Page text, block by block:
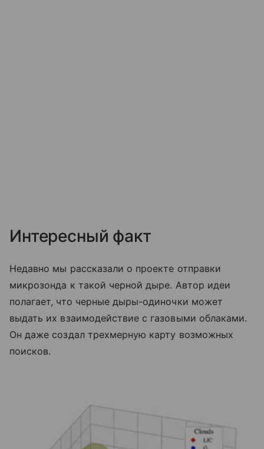
Интересный факт
Недавно мы рассказали о проекте отправки
микрозонда к такой черной дыре. Автор идеи
полагает, что черные дыры-одиночки может
выдать их взаимодействие с газовыми облаками.
Он даже создал трехмерную карту возможных
поисков.